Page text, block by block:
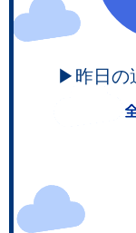
▶昨日の